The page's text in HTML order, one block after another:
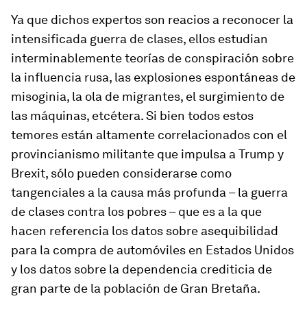
Ya que dichos expertos son reacios a reconocer la
intensificada guerra de clases, ellos estudian
interminablemente teorías de conspiración sobre
la influencia rusa, las explosiones espontáneas de
misoginia, la ola de migrantes, el surgimiento de
las máquinas, etcétera. Si bien todos estos
temores están altamente correlacionados con el
provincianismo militante que impulsa a Trump y
Brexit, sólo pueden considerarse como
tangenciales a la causa más profunda – la guerra
de clases contra los pobres – que es a la que
hacen referencia los datos sobre asequibilidad
para la compra de automóviles en Estados Unidos
y los datos sobre la dependencia crediticia de
gran parte de la población de Gran Bretaña.